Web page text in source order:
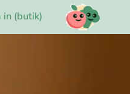
in (butik)